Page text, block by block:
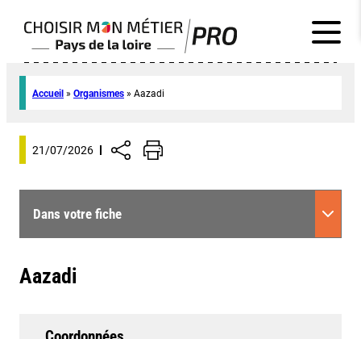
Accueil » Organismes » Aazadi
21/07/2026
Dans votre fiche
Aazadi